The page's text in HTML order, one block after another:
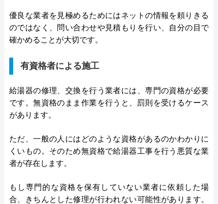
優良な業者を見極めるためにはネットの情報を頼りきる
のではなく、問い合わせや見積もりを行い、自分の目で
確かめることが大切です。
有資格者による施工
給湯器の修理、交換を行う業者には、専門の資格が必要
です。無資格のまま作業を行うと、罰則を受けるケース
があります。
ただ、一般の人にはどのような資格があるのかわかりに
くいもの。そのため無資格で給湯器工事を行う悪質な業
者が存在します。
もし専門的な資格を保有していない業者に依頼した場
合、きちんとした修理が行われない可能性があります。